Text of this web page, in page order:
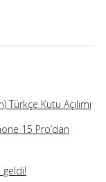
Kutu Açılımı
15 Pro’dan